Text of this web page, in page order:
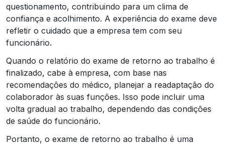
questionamento, contribuindo para um clima de
confiança e acolhimento. A experiência do exame deve
refletir o cuidado que a empresa tem com seu
funcionário.
Quando o relatório do exame de retorno ao trabalho é
finalizado, cabe à empresa, com base nas
recomendações do médico, planejar a readaptação do
colaborador às suas funções. Isso pode incluir uma
volta gradual ao trabalho, dependendo das condições
de saúde do funcionário.
Portanto, o exame de retorno ao trabalho é uma